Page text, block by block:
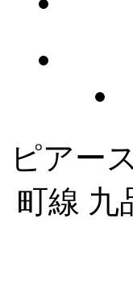
ピアー
町線 九